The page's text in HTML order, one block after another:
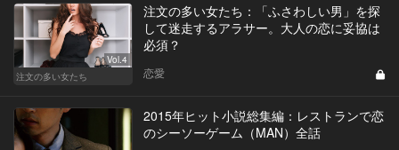
Vol.4
注文の多い女たち
注文の多い女たち：「ふさわしい男」を探
して迷走するアラサー。大人の恋に妥協は
必須？
恋愛
2015年ヒット小説総集編：レストランで恋
のシーソーゲーム（MAN）全話